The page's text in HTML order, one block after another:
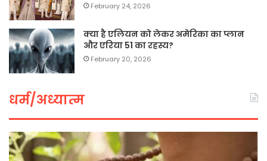
February 24, 2026
क्या है एलियन को लेकर अमेरिका का प्लान
और एरिया 51 का रहस्य?
February 20, 2026
धर्म/अध्यात्म